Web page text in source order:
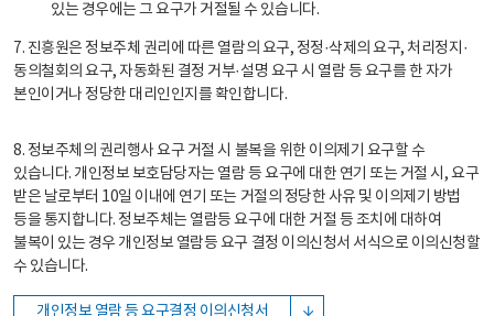
있는 경우에는 그 요구가 거절될 수 있습니다.
7. 진흥원은 정보주체 권리에 따른 열람의 요구, 정정·삭제의 요구, 처리정지·
동의철회의 요구, 자동화된 결정 거부·설명 요구 시 열람 등 요구를 한 자가
본인이거나 정당한 대리인인지를 확인합니다.
8. 정보주체의 권리행사 요구 거절 시 불복을 위한 이의제기 요구할 수
있습니다. 개인정보 보호담당자는 열람 등 요구에 대한 연기 또는 거절 시, 요구
받은 날로부터 10일 이내에 연기 또는 거절의 정당한 사유 및 이의제기 방법
등을 통지합니다. 정보주체는 열람등 요구에 대한 거절 등 조치에 대하여
불복이 있는 경우 개인정보 열람등 요구 결정 이의신청서 서식으로 이의신청할
수 있습니다.
개인정보 열람 등 요구결정 이의신청서